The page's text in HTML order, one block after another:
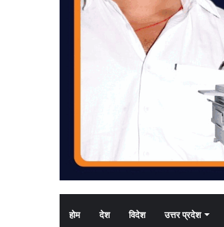
होम देश विदेश उत्तर प्रदेश